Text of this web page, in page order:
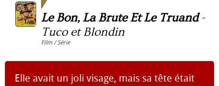
Le Bon, La Brute Et Le Truand-
Tuco et Blondin
Film / Série
Elle avait un joli visage, mais sa tête était